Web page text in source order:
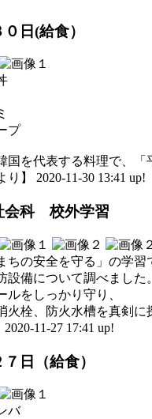
日(給食）
プ
国を代表する料理で、「
り】 2020-11-30 13:41 up!
会科 校外学習
ちの安全を守る」の学習
設備について調べました。
ルをしっかり守り、
火栓、防火水槽を真剣に
2020-11-27 17:41 up!
日（給食）
バ